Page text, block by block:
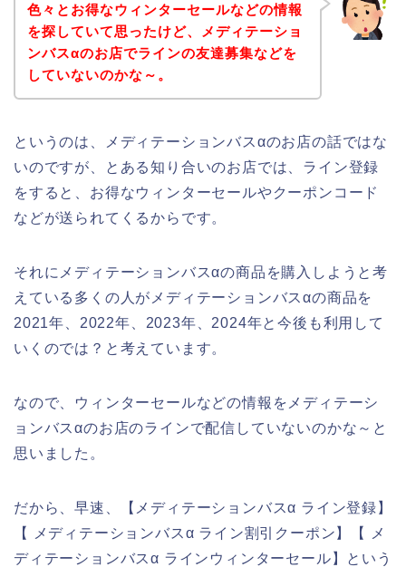
色々とお得なウィンターセールなどの情報
を探していて思ったけど、メディテーショ
ンバスαのお店でラインの友達募集などを
していないのかな～。
というのは、メディテーションバスαのお店の話ではな
いのですが、とある知り合いのお店では、ライン登録
をすると、お得なウィンターセールやクーポンコード
などが送られてくるからです。
それにメディテーションバスαの商品を購入しようと考
えている多くの人がメディテーションバスαの商品を
2021年、2022年、2023年、2024年と今後も利用して
いくのでは？と考えています。
なので、ウィンターセールなどの情報をメディテーシ
ョンバスαのお店のラインで配信していないのかな～と
思いました。
だから、早速、【メディテーションバスα ライン登録】
【 メディテーションバスα ライン割引クーポン】【 メ
ディテーションバスα ラインウィンターセール】という